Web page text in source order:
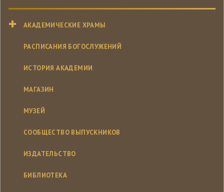
АКАДЕМИЧЕСКИЕ ХРАМЫ
РАСПИСАНИЯ БОГОСЛУЖЕНИЙ
ИСТОРИЯ АКАДЕМИИ
МАГАЗИН
МУЗЕЙ
СООБЩЕСТВО ВЫПУСКНИКОВ
ИЗДАТЕЛЬСТВО
БИБЛИОТЕКА